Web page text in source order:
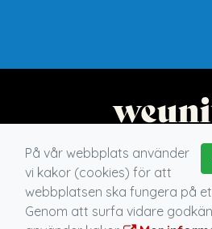
På vår webbplats använder
vi kakor (cookies) för att
webbplatsen ska fungera på
Genom att surfa vidare